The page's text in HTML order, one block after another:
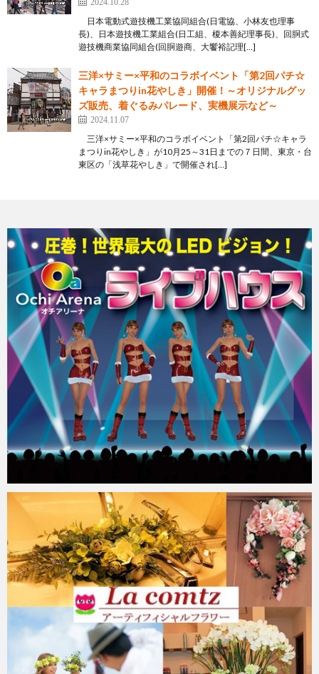
2024.10.28
日本電動式遊技機工業協同組合(日電協、小林友也理事
長)、日本遊技機工業組合(日工組、榎本善紀理事長)、回胴式
遊技機商業協同組合(回胴遊商、大饗裕記理[…]
三洋×サミー×平和のコラボイベント「第2回パチ☆
キャラまつりin花やしき」開催！～オリジナルグッ
ズ販売、着ぐるみパレード、実機展示など～
2024.11.07
三洋×サミー×平和のコラボイベント「第2回パチ☆キャラ
まつりin花やしき」が10月25～31日までの７日間、東京・台
東区の「浅草花やしき」で開催され[…]